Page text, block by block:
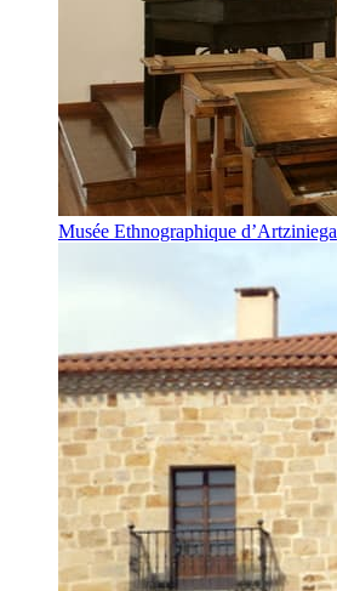
Musée Ethnographique d’Artziniega